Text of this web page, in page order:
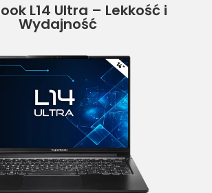
L14 Ultra – Lekkość i
Wydajność